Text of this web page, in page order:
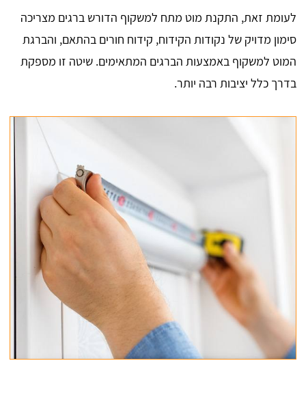
לעומת זאת, התקנת מוט מתח למשקוף הדורש ברגים מצריכה
סימון מדויק של נקודות הקידוח, קידוח חורים בהתאם, והברגת
המוט למשקוף באמצעות הברגים המתאימים. שיטה זו מספקת
בדרך כלל יציבות רבה יותר.